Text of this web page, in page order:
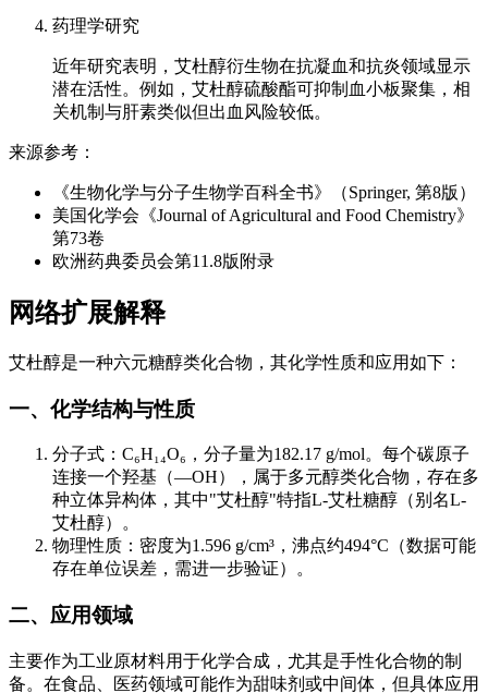
药理学研究
近年研究表明，艾杜醇衍生物在抗凝血和抗炎领域显示
潜在活性。例如，艾杜醇硫酸酯可抑制血小板聚集，相
关机制与肝素类似但出血风险较低。
来源参考：
《生物化学与分子生物学百科全书》（Springer, 第8版）
美国化学会《Journal of Agricultural and Food Chemistry》
第73卷
欧洲药典委员会第11.8版附录
网络扩展解释
艾杜醇是一种六元糖醇类化合物，其化学性质和应用如下：
一、化学结构与性质
分子式：C₆H₁₄O₆，分子量为182.17 g/mol。每个碳原子
连接一个羟基（—OH），属于多元醇类化合物，存在多
种立体异构体，其中"艾杜醇"特指L-艾杜糖醇（别名L-
艾杜醇）。
物理性质：密度为1.596 g/cm³，沸点约494°C（数据可能
存在单位误差，需进一步验证）。
二、应用领域
主要作为工业原材料用于化学合成，尤其是手性化合物的制
备。在食品、医药领域可能作为甜味剂或中间体，但具体应用